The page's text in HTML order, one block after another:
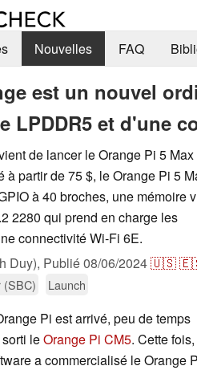
Nouvelles FAQ
est un nouvel
LPDDR5 et d'une
de lancer le Orange Pi 5 Max
à partir de 75 $, le Orange Pi 5
à 40 broches, une mémoire
2280 qui prend en charge les
connectivité Wi-Fi 6E.
Duy), Publié08/06/2024🇺🇸
(SBC) Launch
Pi est arrivé, peu de temps
leOrange Pi CM5. Cette fois,
a commercialisé le Orange